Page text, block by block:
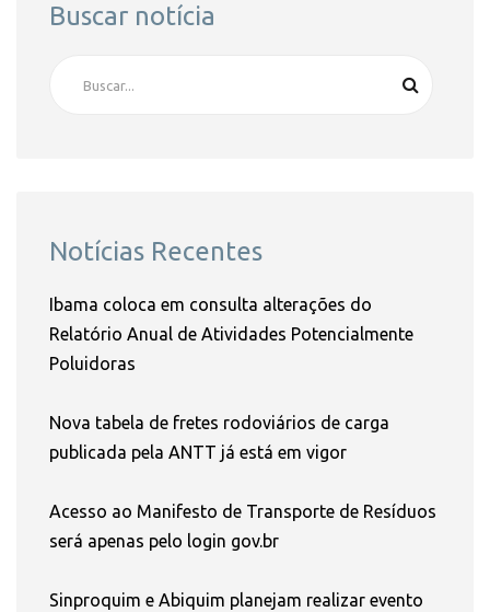
Buscar notícia
Notícias Recentes
Ibama coloca em consulta alterações do
Relatório Anual de Atividades Potencialmente
Poluidoras
Nova tabela de fretes rodoviários de carga
publicada pela ANTT já está em vigor
Acesso ao Manifesto de Transporte de Resíduos
será apenas pelo login gov.br
Sinproquim e Abiquim planejam realizar evento